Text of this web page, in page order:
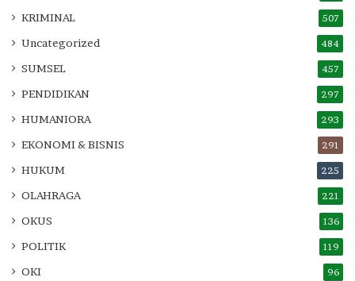
KRIMINAL 507
Uncategorized 484
SUMSEL 457
PENDIDIKAN 297
HUMANIORA 293
EKONOMI & BISNIS 291
HUKUM 225
OLAHRAGA 221
OKUS 136
POLITIK 119
OKI 96